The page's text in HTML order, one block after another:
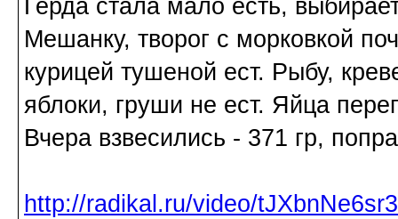
Герда стала мало есть,
Мешанку, творог с морковкой
курицей тушеной ест. Рыбу,
яблоки, груши не ест. Яйца
Вчера взвесились - 371 гр,
http://radikal.ru/video/tJXbnNe6sr3